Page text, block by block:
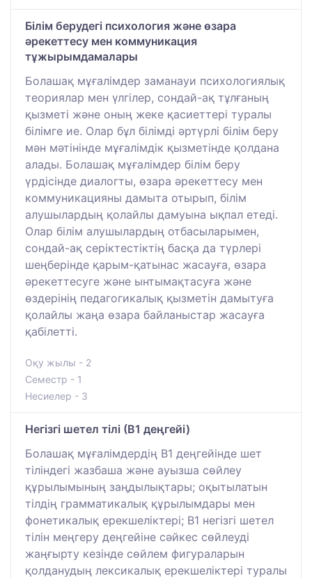
Білім берудегі психология және өзара
әрекеттесу мен коммуникация
тұжырымдамалары
Болашақ мұғалімдер заманауи психологиялық
теориялар мен үлгілер, сондай-ақ тұлғаның
қызметі және оның жеке қасиеттері туралы
білімге ие. Олар бұл білімді әртүрлі білім беру
мән мәтінінде мұғалімдік қызметінде қолдана
алады. Болашақ мұғалімдер білім беру
үрдісінде диалогты, өзара әрекеттесу мен
коммуникацияны дамыта отырып, білім
алушылардың қолайлы дамуына ықпал етеді.
Олар білім алушылардың отбасыларымен,
сондай-ақ серіктестіктің басқа да түрлері
шеңберінде қарым-қатынас жасауға, өзара
әрекеттесуге және ынтымақтасуға және
өздерінің педагогикалық қызметін дамытуға
қолайлы жаңа өзара байланыстар жасауға
қабілетті.
Оқу жылы - 2
Семестр - 1
Несиелер - 3
Негізгі шетел тілі (В1 деңгейі)
Болашақ мұғалімдердің В1 деңгейінде шет
тіліндегі жазбаша және ауызша сөйлеу
құрылымының заңдылықтары; оқытылатын
тілдің грамматикалық құрылымдары мен
фонетикалық ерекшеліктері; B1 негізгі шетел
тілін меңгеру деңгейіне сәйкес сөйлеуді
жаңғырту кезінде сөйлем фигураларын
қолданудың лексикалық ерекшеліктері туралы